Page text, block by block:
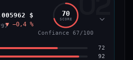
VAR. 30 J
+2,5 %
$
▼ −0,4 %
70
SCORE
Confiance 67/100
72
92